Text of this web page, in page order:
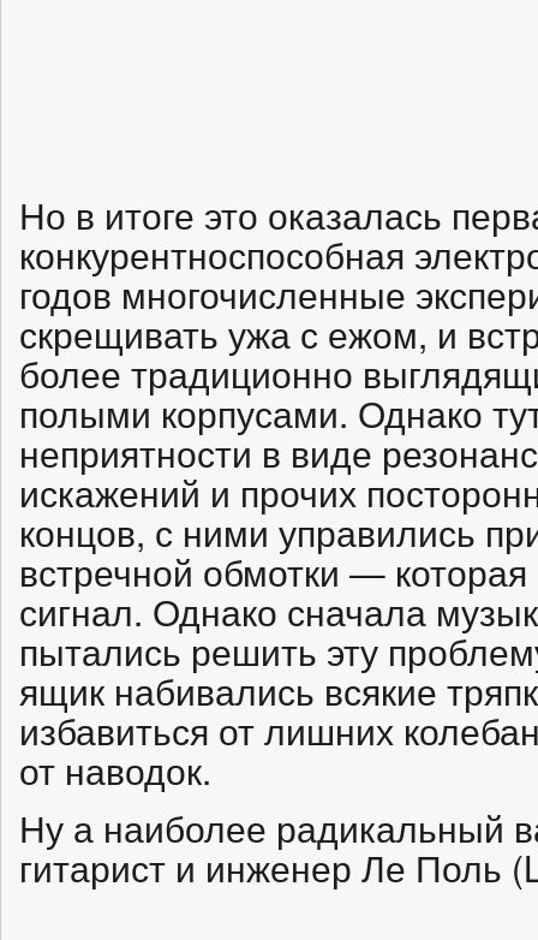
Но в итоге это оказалась
конкурентноспособная
годов многочисленные
скрещивать ужа с ежом, и
более традиционно
полыми корпусами. Однако
неприятности в виде
искажений и прочих
концов, с ними управились
встречной обмотки —
сигнал. Однако сначала
пытались решить эту
ящик набивались всякие
избавиться от лишних
от наводок.
Ну а наиболее радикальный
гитарист и инженер Ле Поль